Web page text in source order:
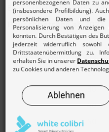
gelten höhere
Pauschbeträge ab 2021
Grad der Behinderung
20
30
40